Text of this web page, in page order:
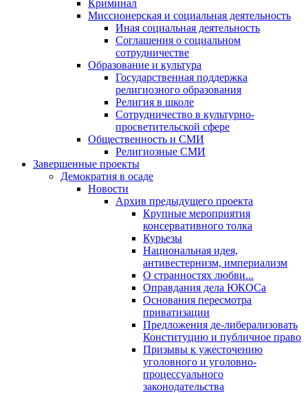
Криминал
Миссионерская и социальная деятельность
Иная социальная деятельность
Соглашения о социальном
сотрудничестве
Образование и культура
Государственная поддержка
религиозного образования
Религия в школе
Сотрудничество в культурно-
просветительской сфере
Общественность и СМИ
Религиозные СМИ
Завершенные проекты
Демократия в осаде
Новости
Архив предыдущего проекта
Крупные мероприятия
консервативного толка
Курьезы
Национальная идея,
антивестернизм, империализм
О странностях любви...
Оправдания дела ЮКОСа
Основания пересмотра
приватизации
Предложения де-либерализовать
Конституцию и публичное право
Призывы к ужесточению
уголовного и уголовно-
процессуального
законодательства